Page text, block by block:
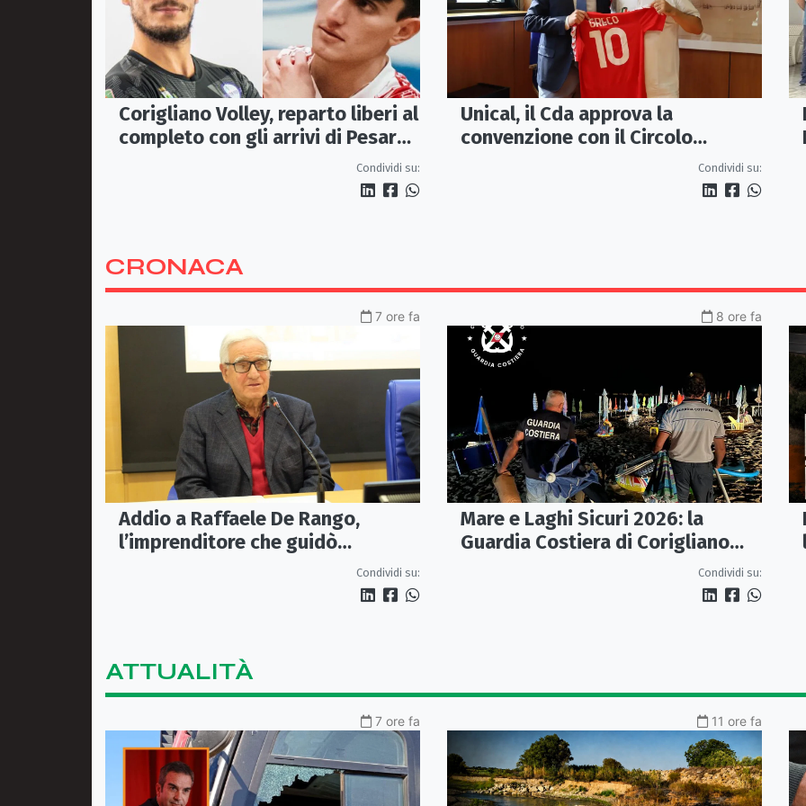
Corigliano Volley, reparto liberi al
completo con gli arrivi di Pesare
Condividi su:
Unical, il Cda approva la
convenzione con il Circolo
Condividi su:
CRONACA
7 ore fa
Addio a Raffaele De Rango,
l’imprenditore che guidò
Condividi su:
8 ore fa
Mare e Laghi Sicuri 2026: la
Guardia Costiera di Corigliano
controlla il litorale da RoccaCondividi su:
ATTUALITÀ
7 ore fa 11 ore fa